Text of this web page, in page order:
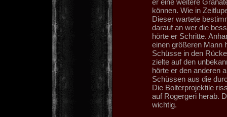
er eine weitere
können. Wie in
Dieser wartete
darauf an wer die
hörte er Schritte.
einen größeren Mann
Schüsse in den
zielte auf den
hörte er den anderen
Schüssen aus die
Die Bolterprojektile
auf Rogergeri herab.
wichtig.